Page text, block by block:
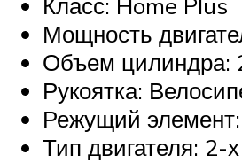
Мощность
Объем цилиндра:
Рукоятка:
Режущий
Тип двигателя: 2-